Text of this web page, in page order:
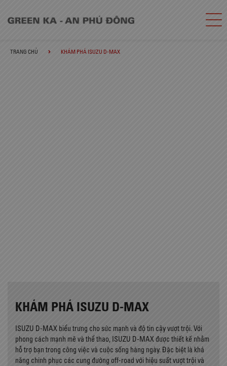
TRANG CHỦ KHÁM PHÁ ISUZU D-MAX
KHÁM PHÁ ISUZU D-MAX
ISUZU D-MAX biểu trưng cho sức mạnh và độ tin cậy vượt trội. Với
phong cách mạnh mẽ và thể thao, ISUZU D-MAX được thiết kế nhằm
hỗ trợ bạn trong công việc và cuộc sống hàng ngày. Đặc biệt là khả
năng chinh phục các cung đường off-road với hiệu suất vượt trội và